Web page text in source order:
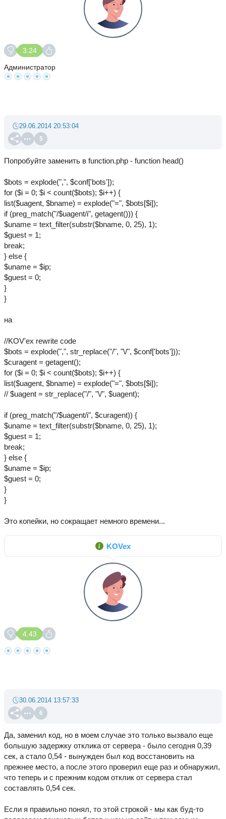
3.24
Администратор
5
29.06.2014 20:53:04
Попробуйте заменить в function.php - function head()
$bots = explode(",", $conf['bots']);
for ($i = 0; $i < count($bots); $i++) {
list($uagent, $bname) = explode("=", $bots[$i]);
if (preg_match("/$uagent/i", getagent())) {
$uname = text_filter(substr($bname, 0, 25), 1);
$guest = 1;
break;
} else {
$uname = $ip;
$guest = 0;
}
}
на
//KOV'ex rewrite code
$bots = explode(",", str_replace("/", "\/", $conf['bots']));
$curagent = getagent();
for ($i = 0; $i < count($bots); $i++) {
list($uagent, $bname) = explode("=", $bots[$i]);
// $uagent = str_replace("/", "\/", $uagent);
if (preg_match("/$uagent/i", $curagent)) {
$uname = text_filter(substr($bname, 0, 25), 1);
$guest = 1;
break;
} else {
$uname = $ip;
$guest = 0;
}
}
Это копейки, но сокращает немного времени...
KOVex
4.43
6
30.06.2014 13:57:33
Да, заменил код, но в моем случае это только вызвало еще
большую задержку отклика от сервера - было сегодня 0,39
сек, а стало 0,54 - вынужден был код восстановить на
прежнее место, а после этого проверил еще раз и обнаружил,
что теперь и с прежним кодом отклик от сервера стал
составлять 0,54 сек.
Если я правильно понял, то этой строкой - мы как буд-то